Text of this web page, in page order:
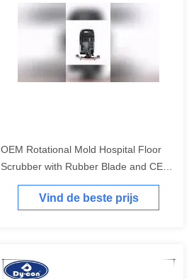
OEM Rotational Mold Hospital Floor
Scrubber with Rubber Blade and CE
Certification
Vind de beste prijs